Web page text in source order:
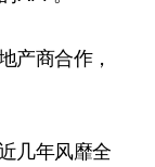
几年风靡全